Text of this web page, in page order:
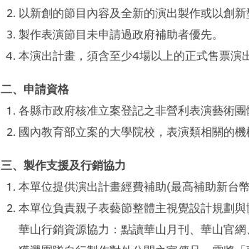
以新創的節目內容及全新的演出製作或以創新
製作表演節目未申請過政府補助者優先。
本演出計畫，須含至少4場以上的正式售票演
二、申請資格
各縣市政府核准立案登記之非營利表演藝術團
國內教育部立案的大學院校，表演類相關的機
三、製作支援及行銷協力
本單位提供演出計畫經費補助(最高補助新台
本單位負責親子表藝節整體主視覺設計規劃與
華山行銷資源協力：點讀華山月刊、華山官